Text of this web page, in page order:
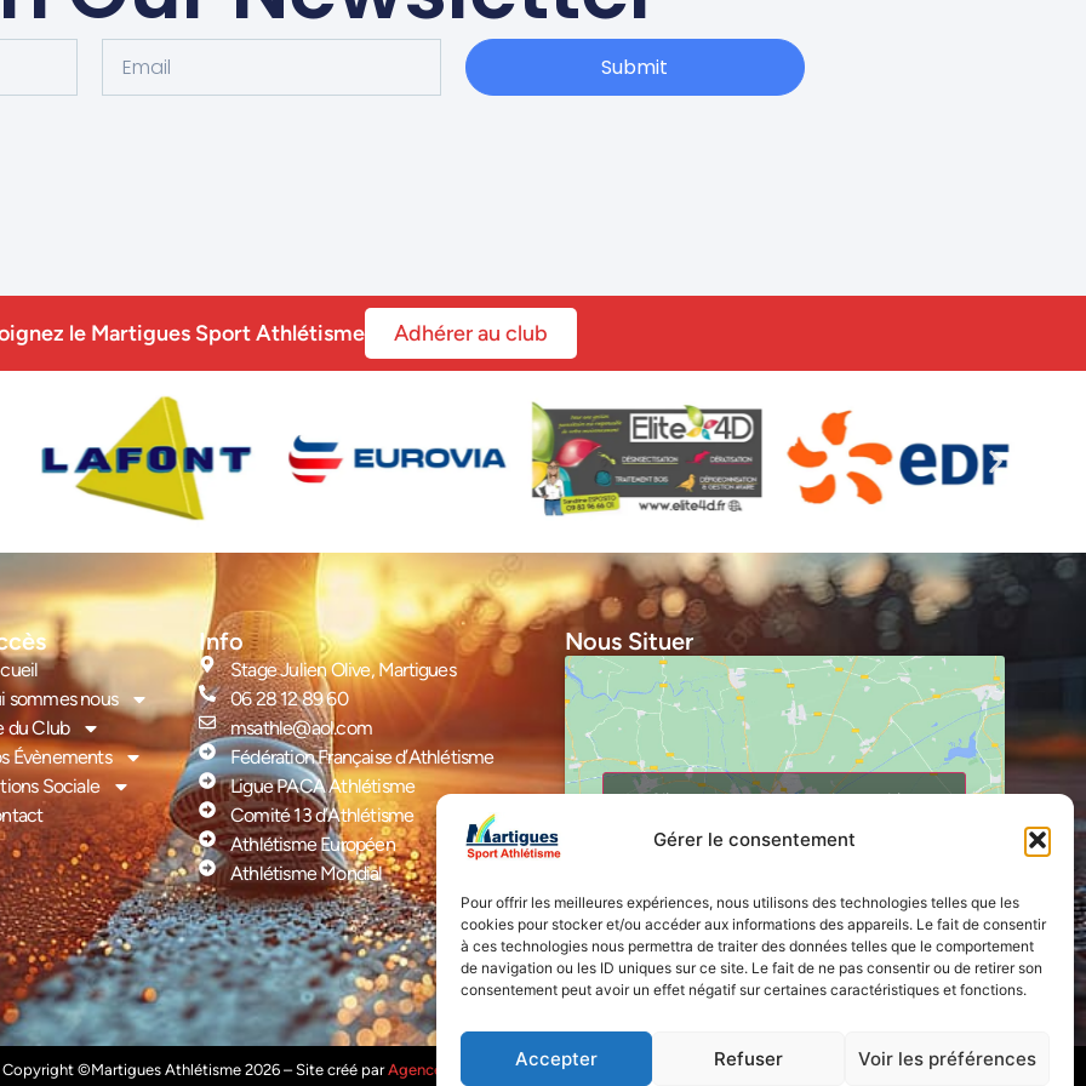
Gérer le consentement
Pour offrir les meilleures expériences, nous utilisons des technologies telles que les
cookies pour stocker et/ou accéder aux informations des appareils. Le fait de consentir
à ces technologies nous permettra de traiter des données telles que le comportement
de navigation ou les ID uniques sur ce site. Le fait de ne pas consentir ou de retirer son
consentement peut avoir un effet négatif sur certaines caractéristiques et fonctions.
Accepter Refuser Voir les préférences
Submit
le Martigues Sport Athlétisme Adhérer au club
sommes nous
du Club
Évènements
Sociale
Info
Stage Julien Olive, Martigues
06 28 12 89 60
msathle@aol.com
Fédération Française d’Athlétisme
Ligue PACA Athlétisme
Comité 13 d’Athlétisme
Athlétisme Européen
Athlétisme Mondial
Nous Situer
Cliquez pour accepter les cookies
marketing et activer ce contenu
Copyright ©Martigues Athlétisme 2026 – Site créé parAgence WEBTEBOUL